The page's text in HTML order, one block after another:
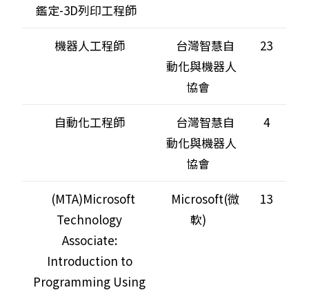
鑑定-3D列印工程師
機器人工程師
台灣智慧自
動化與機器人
協會
23
自動化工程師
台灣智慧自
動化與機器人
協會
4
(MTA)Microsoft
Technology
Associate:
Introduction to
Programming Using
Microsoft(微
軟)
13